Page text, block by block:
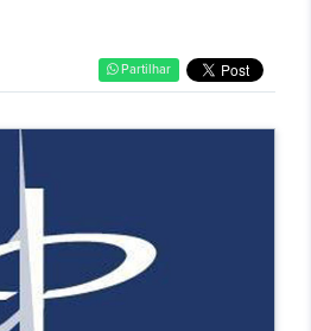
Partilhar